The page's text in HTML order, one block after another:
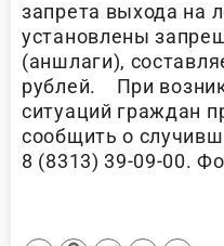
запрета выхода на
установлены
(аншлаги),
рублей. При
ситуаций граждан
сообщить о
8 (8313) 39-09-00.